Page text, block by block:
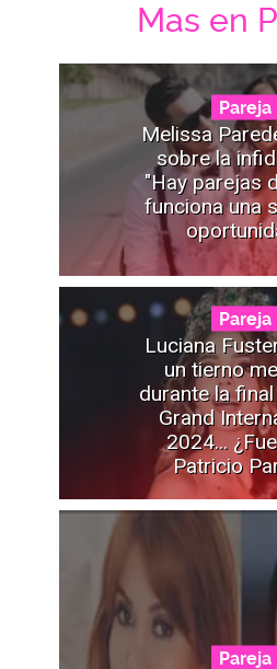
Mas en
Pareja
Melissa
sobre la
"Hay parejas
funciona una
Pareja
Luciana
un tierno
durante la
Grand
2024...
Patricio
Pareja